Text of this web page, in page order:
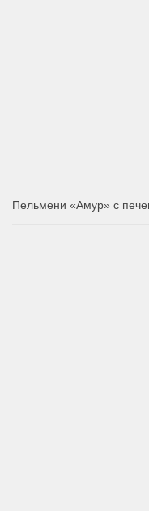
Пельмени «Амур» с